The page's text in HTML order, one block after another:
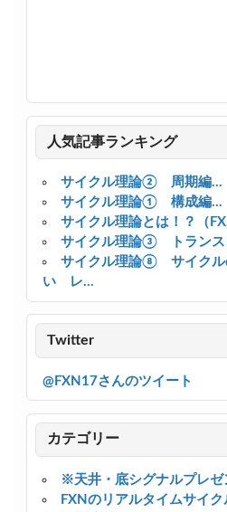
人気記事ランキング
サイクル理論② 周期編...
サイクル理論① 構成編...
サイクル理論とは！？（
サイクル理論③ トランス
サイクル理論⑧ サイクル
い レ...
Twitter
@FXN17さんのツイート
カテゴリー
※天井・底シグナルプレゼ
FXNのリアルタイムサイク